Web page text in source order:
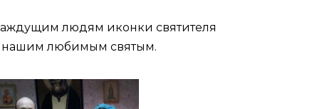
людям иконки святителя
нашим любимым святым.